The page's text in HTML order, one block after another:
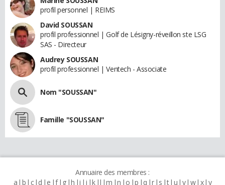
profil personnel | REIMS
David SOUSSAN
profil professionnel | Golf de Lésigny-réveillon ste LSG
SAS - Directeur
Audrey SOUSSAN
profil professionnel | Ventech - Associate
Nom "SOUSSAN"
Famille "SOUSSAN"
Annuaire des membres :
a b c d e f g h i j k l m n o p q r s t u v w x y